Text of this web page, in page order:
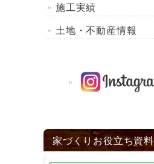
施工実績
土地・不動産情報
家づくりお役立ち資料